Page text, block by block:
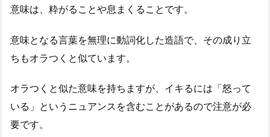
意味は、粋がることや息まくることです。
意味となる言葉を無理に動詞化した造語で、その成り立
ちもオラつくと似ています。
オラつくと似た意味を持ちますが、イキるには「怒って
いる」というニュアンスを含むことがあるので注意が必
要です。